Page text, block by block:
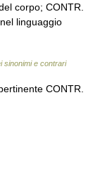
corpo; CONTR.
linguaggio
sinonimi e contrari
CONTR.